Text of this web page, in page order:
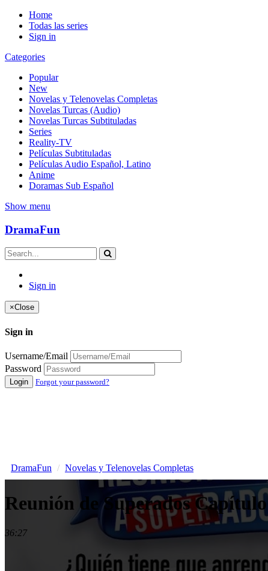
Home
Todas las series
Sign in
Categories
Popular
New
Novelas y Telenovelas Completas
Novelas Turcas (Audio)
Novelas Turcas Subtituladas
Series
Reality-TV
Películas Subtituladas
Películas Audio Español, Latino
Anime
Doramas Sub Español
Show menu
DramaFun
Sign in
×Close
Sign in
Username/Email
Password
Login Forgot your password?
DramaFun Novelas y Telenovelas Completas
Reunión de Superados
36:27